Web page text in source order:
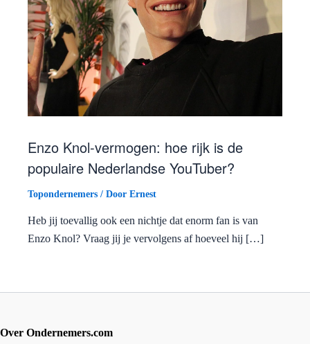
Enzo Knol-vermogen: hoe rijk is de
populaire Nederlandse YouTuber?
Topondernemers / Door Ernest
Heb jij toevallig ook een nichtje dat enorm fan is van
Enzo Knol? Vraag jij je vervolgens af hoeveel hij […]
Over Ondernemers.com